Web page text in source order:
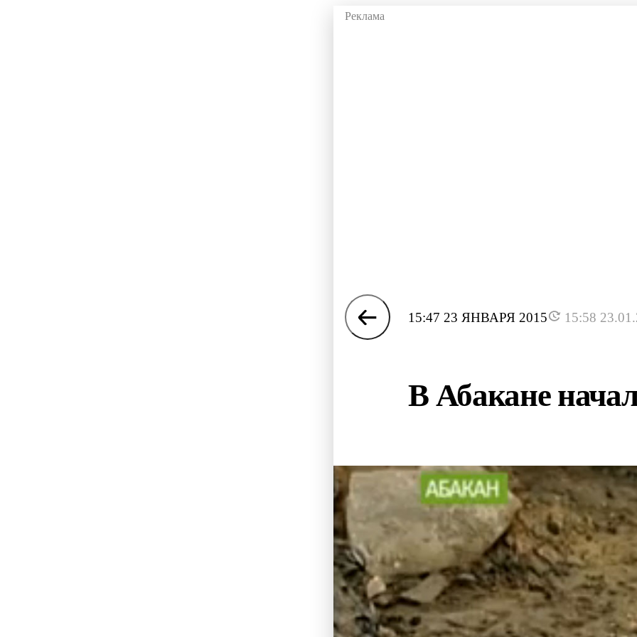
15:47 23 ЯНВАРЯ 2015 15:58
В Абакане